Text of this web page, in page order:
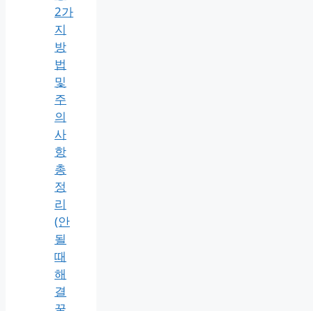
2가
지
방
법
및
주
의
사
항
총
정
리
(안
될
때
해
결